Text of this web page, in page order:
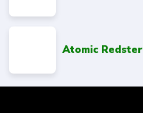
Atomic Redster